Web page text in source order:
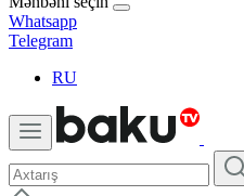
Whatsapp
Telegram
RU